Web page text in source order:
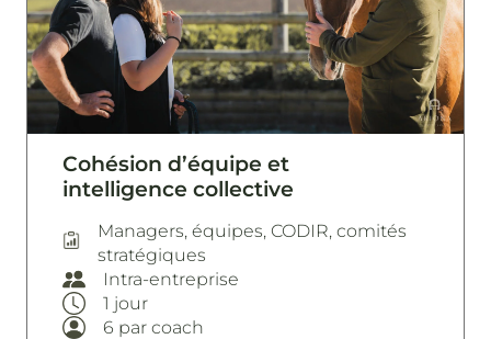
Cohésion d’équipe et
intelligence collective
Managers, équipes, CODIR, comités
stratégiques
Intra-entreprise
1 jour
6 par coach